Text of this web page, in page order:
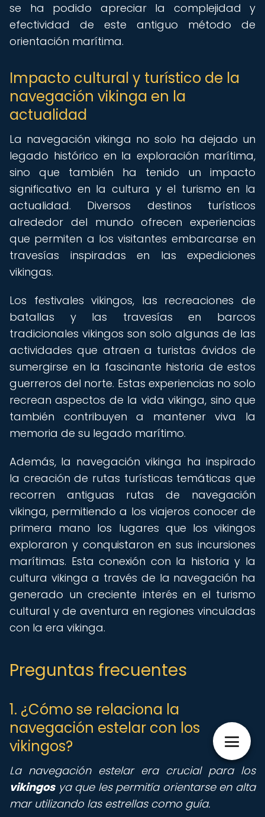
se ha podido apreciar la complejidad y
efectividad de este antiguo método de
orientación marítima.
Impacto cultural y turístico de la
navegación vikinga en la
actualidad
La navegación vikinga no solo ha dejado un
legado histórico en la exploración marítima,
sino que también ha tenido un impacto
significativo en la cultura y el turismo en la
actualidad. Diversos destinos turísticos
alrededor del mundo ofrecen experiencias
que permiten a los visitantes embarcarse en
travesías inspiradas en las expediciones
vikingas.
Los festivales vikingos, las recreaciones de
batallas y las travesías en barcos
tradicionales vikingos son solo algunas de las
actividades que atraen a turistas ávidos de
sumergirse en la fascinante historia de estos
guerreros del norte. Estas experiencias no solo
recrean aspectos de la vida vikinga, sino que
también contribuyen a mantener viva la
memoria de su legado marítimo.
Además, la navegación vikinga ha inspirado
la creación de rutas turísticas temáticas que
recorren antiguas rutas de navegación
vikinga, permitiendo a los viajeros conocer de
primera mano los lugares que los vikingos
exploraron y conquistaron en sus incursiones
marítimas. Esta conexión con la historia y la
cultura vikinga a través de la navegación ha
generado un creciente interés en el turismo
cultural y de aventura en regiones vinculadas
con la era vikinga.
Preguntas frecuentes
1. ¿Cómo se relaciona la
navegación estelar con los
vikingos?
La navegación estelar era crucial para los
vikingosya que les permitía orientarse en alta
mar utilizando las estrellas como guía.